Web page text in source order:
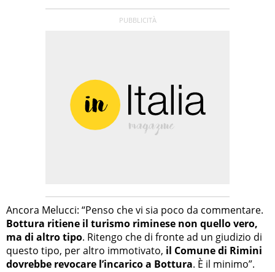
Ancora Melucci: “Penso che vi sia poco da commentare.
Bottura ritiene il turismo riminese non quello vero,
ma di altro tipo. Ritengo che di fronte ad un giudizio di
questo tipo, per altro immotivato, il Comune di Rimini
dovrebbe revocare l’incarico a Bottura. È il minimo”.